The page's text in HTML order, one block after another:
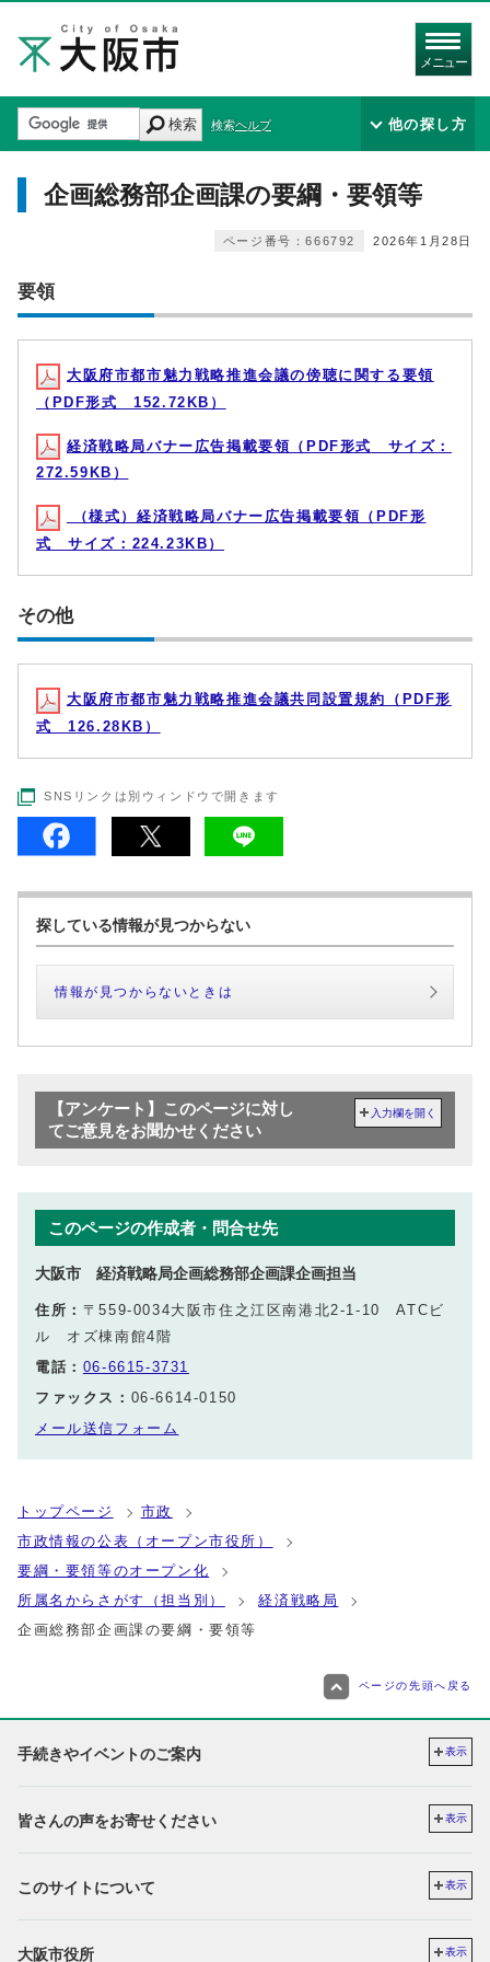
メニュー
検索 検索ヘルプ 他の探し方
企画総務部企画課の要綱・要領等
2026年1月28日
ページ番号：666792
要領
大阪府市都市魅力戦略推進会議の傍聴に関する要領
（PDF形式 152.72KB）
経済戦略局バナー広告掲載要領（PDF形式 サイズ：
272.59KB）
（様式）経済戦略局バナー広告掲載要領（PDF形
式 サイズ：224.23KB）
その他
大阪府市都市魅力戦略推進会議共同設置規約（PDF形
式 126.28KB）
SNSリンクは別ウィンドウで開きます
探している情報が見つからない
情報が見つからないときは
【アンケート】このページに対し
てご意見をお聞かせください
入力欄を開く
このページの作成者・問合せ先
大阪市 経済戦略局企画総務部企画課企画担当
住所： 〒559-0034大阪市住之江区南港北2‐1‐10 ATCビ
ル オズ棟南館4階
電話： 06-6615-3731
ファックス： 06-6614-0150
メール送信フォーム
トップページ
市政
市政情報の公表（オープン市役所）
要綱・要領等のオープン化
所属名からさがす（担当別）
経済戦略局
企画総務部企画課の要綱・要領等
ページの先頭へ戻る
手続きやイベントのご案内 表示
皆さんの声をお寄せください 表示
このサイトについて 表示
大阪市役所 表示